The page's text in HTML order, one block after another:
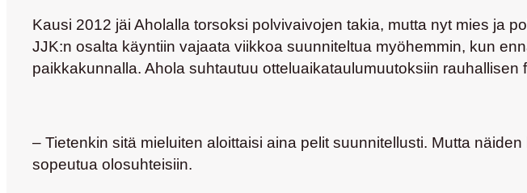
Kausi 2012 jäi Aholalla torsoksi polvivaivojen takia, mutta nyt mies ja
JJK:n osalta käyntiin vajaata viikkoa suunniteltua myöhemmin, kun
paikkakunnalla. Ahola suhtautuu otteluaikataulumuutoksiin rauhallisen
– Tietenkin sitä mieluiten aloittaisi aina pelit suunnitellusti. Mutta
sopeutua olosuhteisiin.